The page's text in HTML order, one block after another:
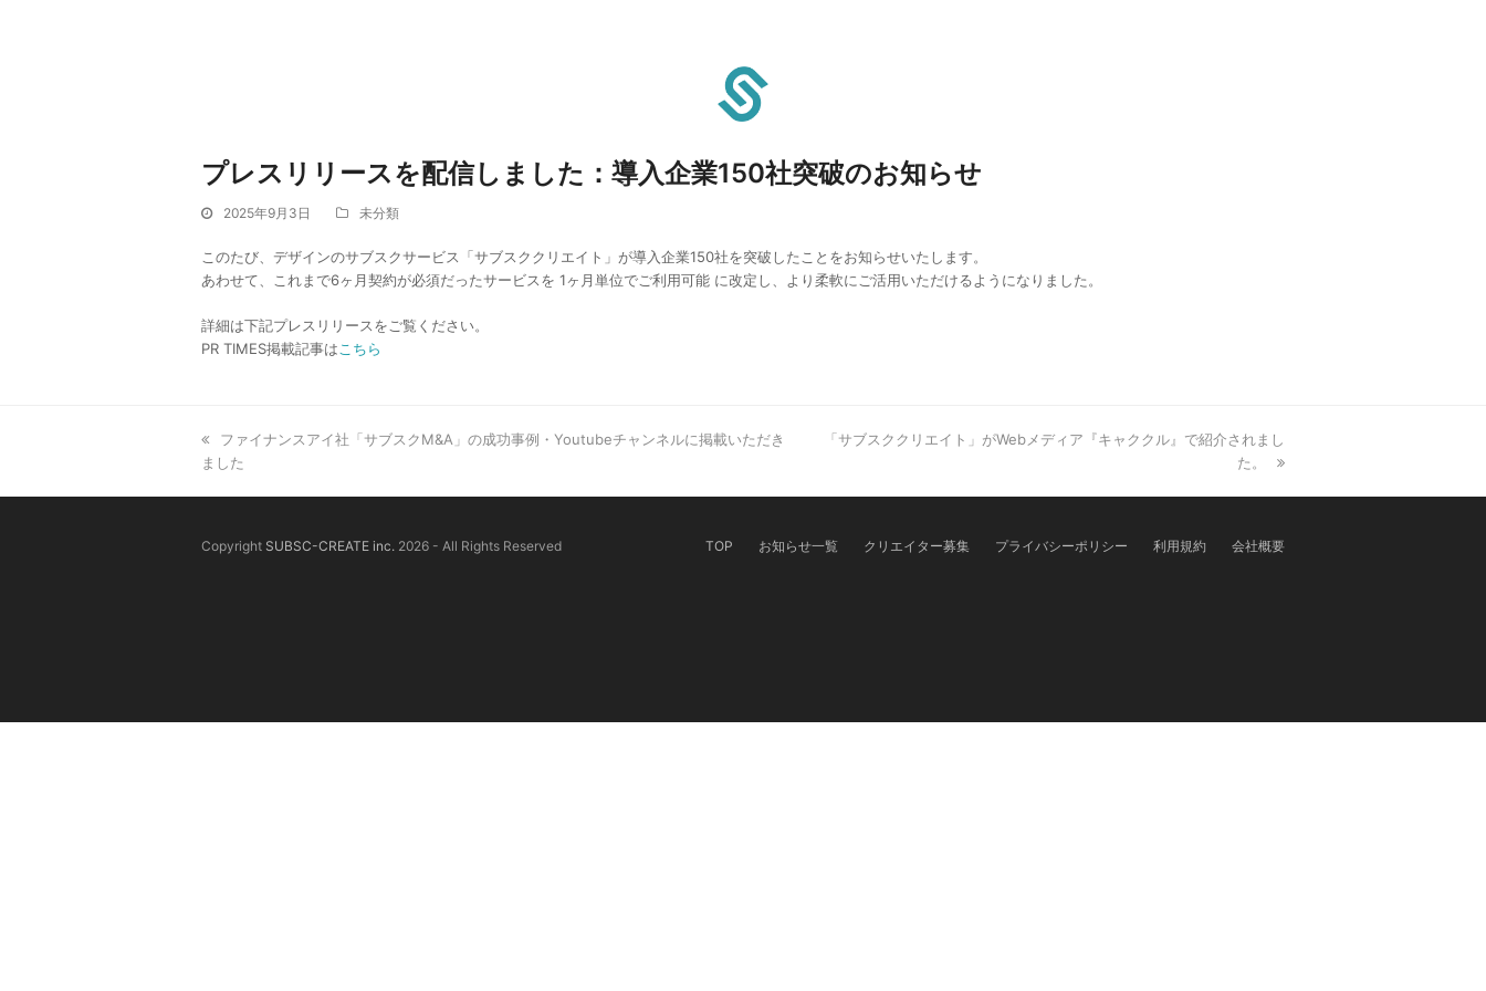
プレスリリースを配信しました：導入企業150社突破のお知らせ
2025年9月3日 未分類
このたび、デザインのサブスクサービス「サブスククリエイト」が導入企業150社を突破したことをお知らせいたします。
あわせて、これまで6ヶ月契約が必須だったサービスを 1ヶ月単位でご利用可能 に改定し、より柔軟にご活用いただけるようになりました。
詳細は下記プレスリリースをご覧ください。
PR TIMES掲載記事は こちら
previous
post:
ファイナンスアイ社「サブスクM&A」の成功事例・Youtubeチャンネルに掲載いただき
ました
next
「サブスククリエイト」がWebメディア『キャククル』で紹介されまし
た。
Copyright SUBSC-CREATE inc. 2026 - All Rights Reserved TOP お知らせ一覧 クリエイター募集 プライバシーポリシー 利用規約 会社概要